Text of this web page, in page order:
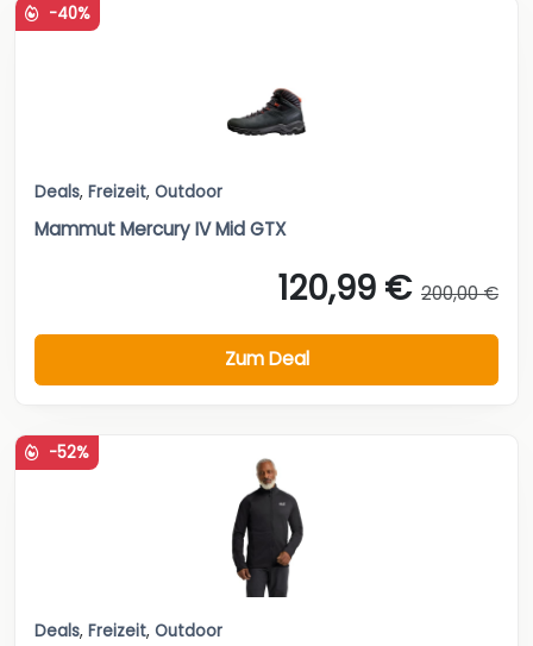
-40%
Deals, Freizeit, Outdoor
Mammut Mercury IV Mid GTX
120,99 € 200,00 €
Zum Deal
-52%
Deals, Freizeit, Outdoor